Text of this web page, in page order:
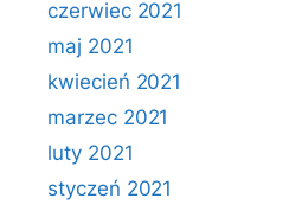
czerwiec 2021
maj 2021
kwiecień 2021
marzec 2021
luty 2021
styczeń 2021